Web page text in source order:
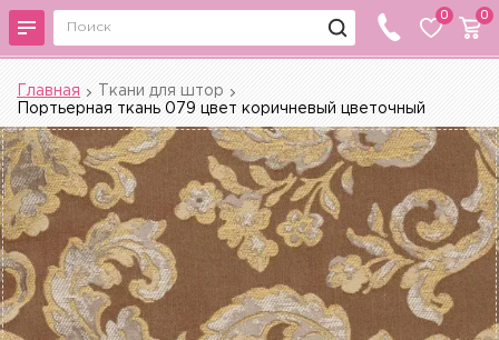
0 0
Главная
Ткани для штор
Портьерная ткань 079 цвет коричневый цветочный